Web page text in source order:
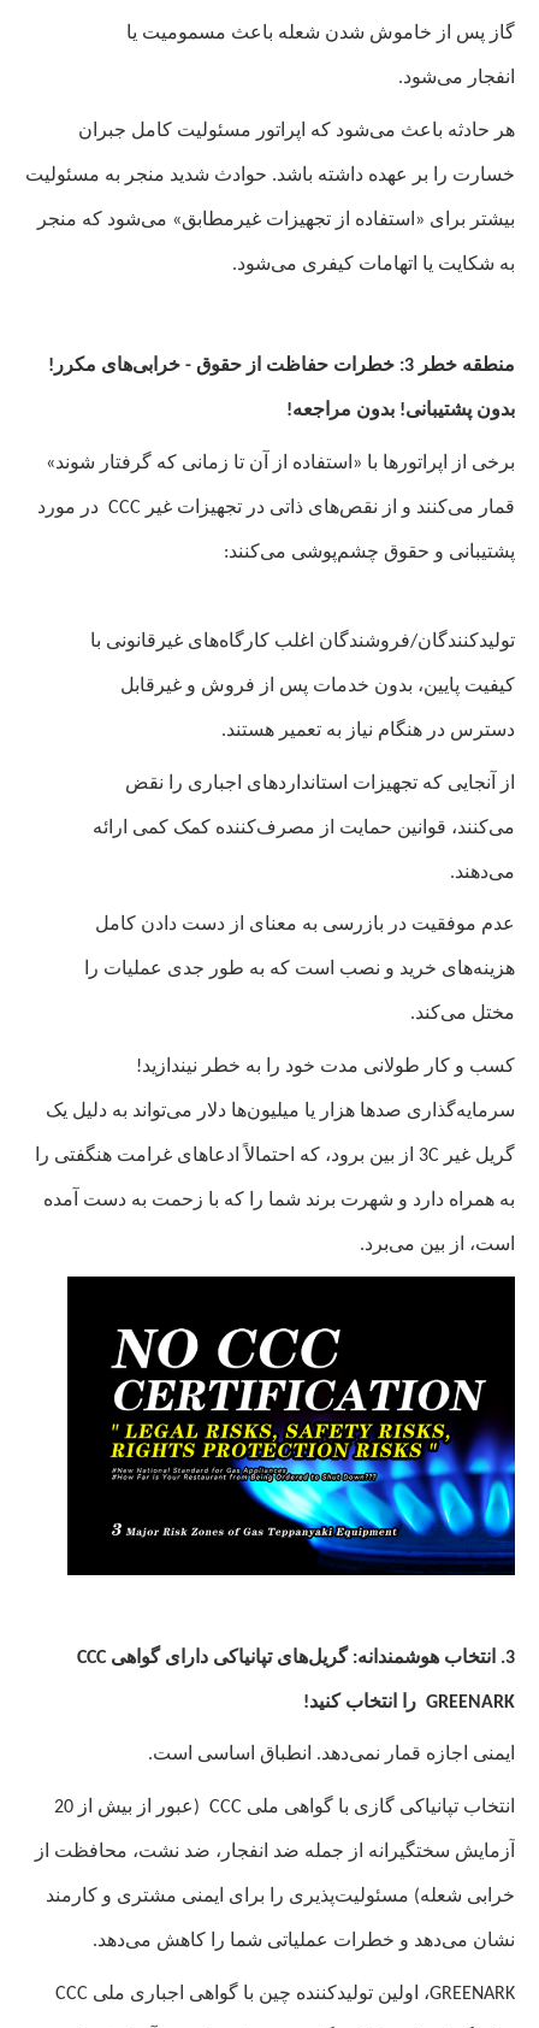
گاز پس از خاموش شدن شعله باعث مسمومیت یا
انفجار می‌شود.
هر حادثه باعث می‌شود که اپراتور مسئولیت کامل جبران
خسارت را بر عهده داشته باشد. حوادث شدید منجر به مسئولیت
بیشتر برای «استفاده از تجهیزات غیرمطابق» می‌شود که منجر
به شکایت یا اتهامات کیفری می‌شود.
منطقه خطر 3: خطرات حفاظت از حقوق - خرابی‌های مکرر!
بدون پشتیبانی! بدون مراجعه!
برخی از اپراتورها با «استفاده از آن تا زمانی که گرفتار شوند»
قمار می‌کنند و از نقص‌های ذاتی در تجهیزات غیر CCC در مورد
پشتیبانی و حقوق چشم‌پوشی می‌کنند:
تولیدکنندگان/فروشندگان اغلب کارگاه‌های غیرقانونی با
کیفیت پایین، بدون خدمات پس از فروش و غیرقابل
دسترس در هنگام نیاز به تعمیر هستند.
از آنجایی که تجهیزات استانداردهای اجباری را نقض
می‌کنند، قوانین حمایت از مصرف‌کننده کمک کمی ارائه
می‌دهند.
عدم موفقیت در بازرسی به معنای از دست دادن کامل
هزینه‌های خرید و نصب است که به طور جدی عملیات را
مختل می‌کند.
کسب و کار طولانی مدت خود را به خطر نیندازید!
سرمایه‌گذاری صدها هزار یا میلیون‌ها دلار می‌تواند به دلیل یک
گریل غیر 3C از بین برود، که احتمالاً ادعاهای غرامت هنگفتی را
به همراه دارد و شهرت برند شما را که با زحمت به دست آمده
است، از بین می‌برد.
3. انتخاب هوشمندانه: گریل‌های تپانیاکی دارای گواهی CCC
GREENARK را انتخاب کنید!
ایمنی اجازه قمار نمی‌دهد. انطباق اساسی است.
انتخاب تپانیاکی گازی با گواهی ملی CCC (عبور از بیش از 20
آزمایش سختگیرانه از جمله ضد انفجار، ضد نشت، محافظت از
خرابی شعله) مسئولیت‌پذیری را برای ایمنی مشتری و کارمند
نشان می‌دهد و خطرات عملیاتی شما را کاهش می‌دهد.
GREENARK، اولین تولیدکننده چین با گواهی اجباری ملی CCC